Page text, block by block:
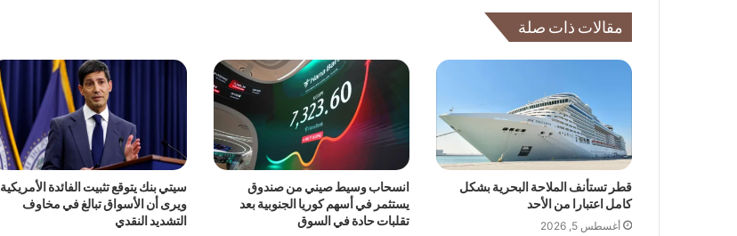
مقالات ذات صلة
قطر تستأنف الملاحة البحرية بشكل
كامل اعتبارا من الأحد
أغسطس 5, 2026
انسحاب وسيط صيني من صندوق
يستثمر في أسهم كوريا الجنوبية بعد
تقلبات حادة في السوق
سيتي بنك يتوقع تثبيت الفائدة الأمريكية
ويرى أن الأسواق تبالغ في مخاوف
التشديد النقدي